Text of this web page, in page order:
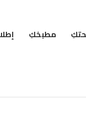
مطبخكِ